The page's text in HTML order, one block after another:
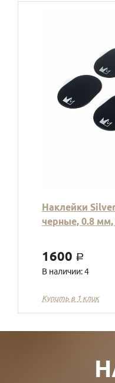
Наклейки
черные, 0.8
1600 a
В наличии: 4
Купить в 1 клик